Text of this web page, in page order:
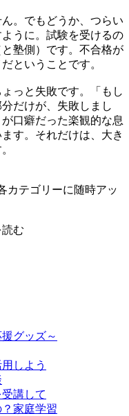
。でもどうか、つらい
うに。試験を受けるの
塾側）です。不合格が
ということです。
っと失敗です。「もし
だけが、失敗しまし
口癖だった楽観的な息
す。それだけは、大き
カテゴリーに随時アッ
読む
グッズ～
しよう
講して
家庭学習